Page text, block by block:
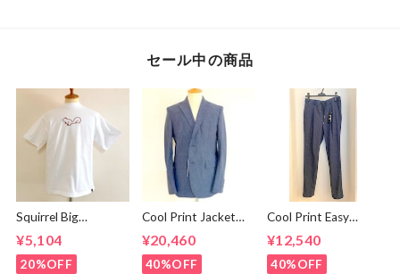
セール中の商品
Squirrel Big
shirts White /
Brown
¥5,104
20%OFF
Cool Print Jacket
¥20,460
40%OFF
Cool Print Easy
¥12,540
40%OFF